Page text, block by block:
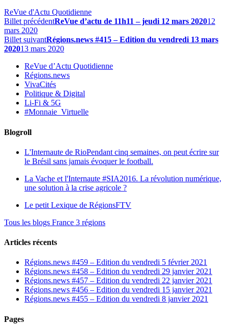
ReVue d'Actu Quotidienne
Billet précédentReVue d’actu de 11h11 – jeudi 12 mars 202012
mars 2020
Billet suivantRégions.news #415 – Edition du vendredi 13 mars
202013 mars 2020
ReVue d’Actu Quotidienne
Régions.news
VivaCités
Politique & Digital
Li-Fi & 5G
#Monnaie_Virtuelle
Blogroll
L'Internaute de RioPendant cinq semaines, on peut écrire sur
le Brésil sans jamais évoquer le football.
La Vache et l'Internaute #SIA2016. La révolution numérique,
une solution à la crise agricole ?
Le petit Lexique de RégionsFTV
Tous les blogs France 3 régions
Articles récents
Régions.news #459 – Edition du vendredi 5 février 2021
Régions.news #458 – Edition du vendredi 29 janvier 2021
Régions.news #457 – Edition du vendredi 22 janvier 2021
Régions.news #456 – Edition du vendredi 15 janvier 2021
Régions.news #455 – Edition du vendredi 8 janvier 2021
Pages